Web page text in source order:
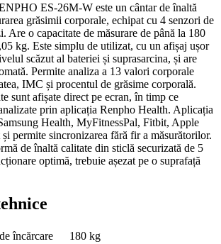
ES-26M-W este un cântar de înaltă
grăsimii corporale, echipat cu 4 senzori de
Are o capacitate de măsurare de până la 180
kg. Este simplu de utilizat, cu un afișaj ușor
scăzut al bateriei și suprasarcina, și are
Permite analiza a 13 valori corporale
IMC și procentul de grăsime corporală.
sunt afișate direct pe ecran, în timp ce
prin aplicația Renpho Health. Aplicația
Health, MyFitnessPal, Fitbit, Apple
permite sincronizarea fără fir a măsurătorilor.
de înaltă calitate din sticlă securizată de 5
optimă, trebuie așezat pe o suprafață
încărcare
180 kg